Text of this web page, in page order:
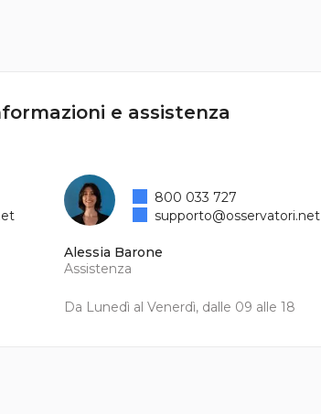
e assistenza
Alessia Barone
Assistenza
Da Lunedì al Venerdì, dalle 09 alle 18
800 033 727
supporto@osservatori.net